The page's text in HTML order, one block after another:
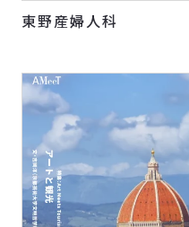
東野産婦人科